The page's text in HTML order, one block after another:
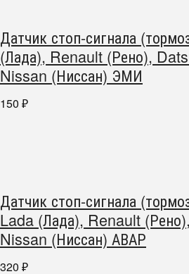
Датчик стоп-сигнала
(Лада), Renault (Рено),
Nissan (Ниссан) ЭМИ
150 ₽
Датчик стоп-сигнала
Lada (Лада), Renault
Nissan (Ниссан) АВАР
320 ₽